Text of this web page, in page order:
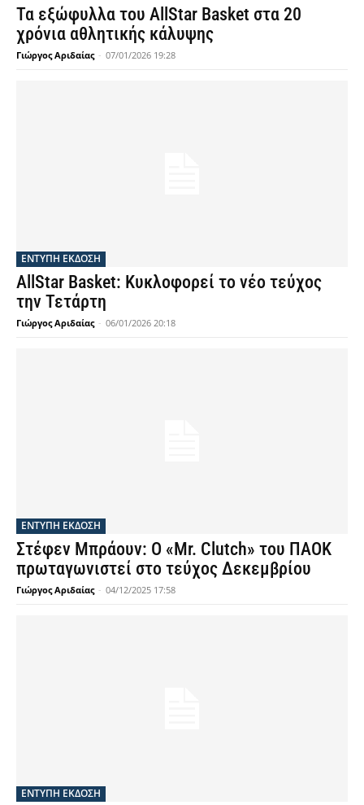
Τα εξώφυλλα του AllStar Basket στα 20
χρόνια αθλητικής κάλυψης
Γιώργος Αριδαίας - 07/01/2026 19:28
ΕΝΤΥΠΗ ΕΚΔΟΣΗ
AllStar Basket: Κυκλοφορεί το νέο τεύχος
την Τετάρτη
Γιώργος Αριδαίας - 06/01/2026 20:18
ΕΝΤΥΠΗ ΕΚΔΟΣΗ
Στέφεν Μπράουν: Ο «Mr. Clutch» του ΠΑΟΚ
πρωταγωνιστεί στο τεύχος Δεκεμβρίου
Γιώργος Αριδαίας - 04/12/2025 17:58
ΕΝΤΥΠΗ ΕΚΔΟΣΗ